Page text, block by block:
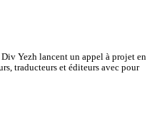
Yezh lancent un appel à projet en
traducteurs et éditeurs avec pour